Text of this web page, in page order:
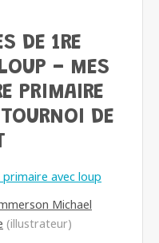
DE 1RE
- MES
PRIMAIRE
DE
avec loup
Michael
(illustrateur)